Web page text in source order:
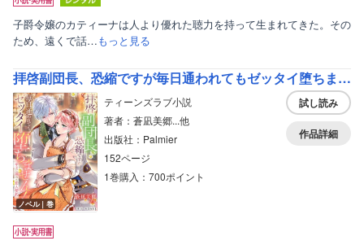
子爵令嬢のカティーナは人より優れた聴力を持って生まれてきた。その
ため、遠くで話…もっと見る
拝啓副団長、恐縮ですが毎日通われてもゼッタイ堕ちません！～キスに溺れた恋人契約～
ノベル｜巻
ティーンズラブ小説
著者：蒼凪美郷...他
出版社：Palmier
152ページ
1巻購入：700ポイント
試し読み
作品詳細
ボーイズラブ
ティーンズラブ